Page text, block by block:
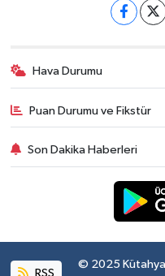
Hava Durumu
Puan Durumu ve Fikstür
Son Dakika Haberleri
RSS
© 2025 Kütahya